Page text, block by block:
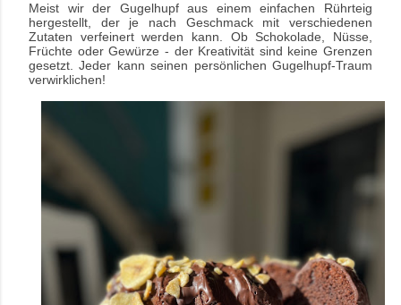
Meist wir der Gugelhupf aus einem einfachen Rührteig
hergestellt, der je nach Geschmack mit verschiedenen
Zutaten verfeinert werden kann. Ob Schokolade, Nüsse,
Früchte oder Gewürze - der Kreativität sind keine Grenzen
gesetzt. Jeder kann seinen persönlichen Gugelhupf-Traum
verwirklichen!